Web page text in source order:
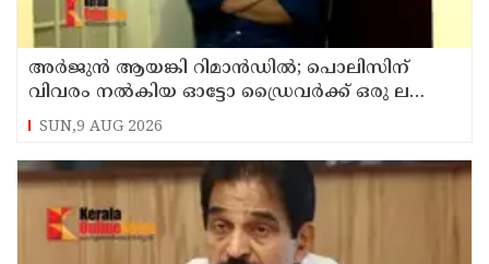
അര്‍ജുന്‍ ആയങ്കി റിമാന്‍ഡില്‍; പൊലിസിന്
വിവരം നൽകിയ ഓട്ടോ ഡ്രൈവർക്ക് ഒരു ലക്ഷം
പാരിതോഷികം നൽകുമെന്ന് മന്ത്രി
SUN,9 AUG 2026